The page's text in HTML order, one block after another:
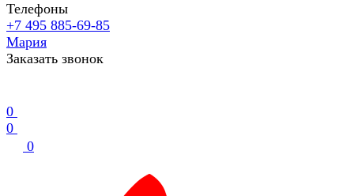
Телефоны
+7 495 885-69-85
Мария
Заказать звонок
0
0
0